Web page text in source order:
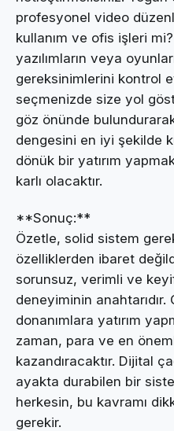
profesyonel video
kullanım ve ofis işleri
yazılımların veya
gereksinimlerini kontrol
seçmenizde size yol
göz önünde
dengesini en iyi şekilde
dönük bir yatırım
karlı olacaktır.
**Sonuç:**
Özetle, solid sistem
özelliklerden ibaret
sorunsuz, verimli ve
deneyiminin
donanımlara yatırım
zaman, para ve en
kazandıracaktır. Dijital
ayakta durabilen bir
herkesin, bu kavramı
gerekir.